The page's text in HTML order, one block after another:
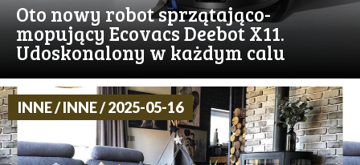
Oto nowy robot sprzątająco-
mopujący Ecovacs Deebot X11.
Udoskonalony w każdym calu
INNE / INNE / 2025-05-16